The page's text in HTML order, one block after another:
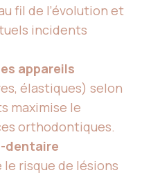
fil de l’évolution et
incidents
appareils
élastiques) selon
maximise le
orthodontiques.
dentaire
risque de lésions